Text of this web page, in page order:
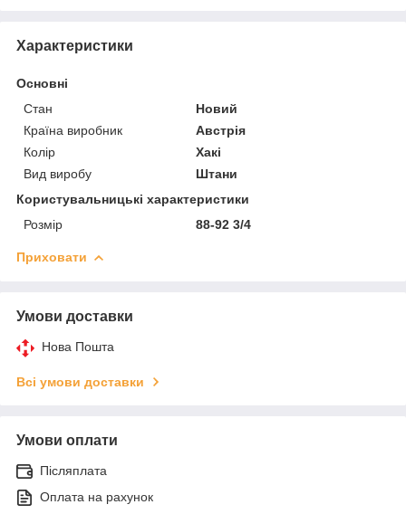
Характеристики
Основні
Стан
Новий
Країна виробник
Австрія
Колір
Хакі
Вид виробу
Штани
Користувальницькі характеристики
Розмір
88-92 3/4
Приховати
Умови доставки
Нова Пошта
Всі умови доставки
Умови оплати
Післяплата
Оплата на рахунок